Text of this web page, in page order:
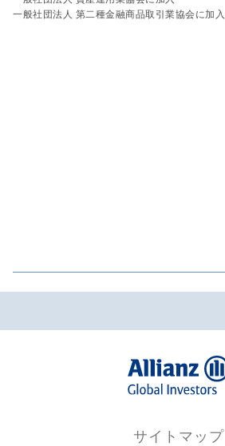
一般社団法人 第二種金融商品取引業協会に加入
サイトマップ